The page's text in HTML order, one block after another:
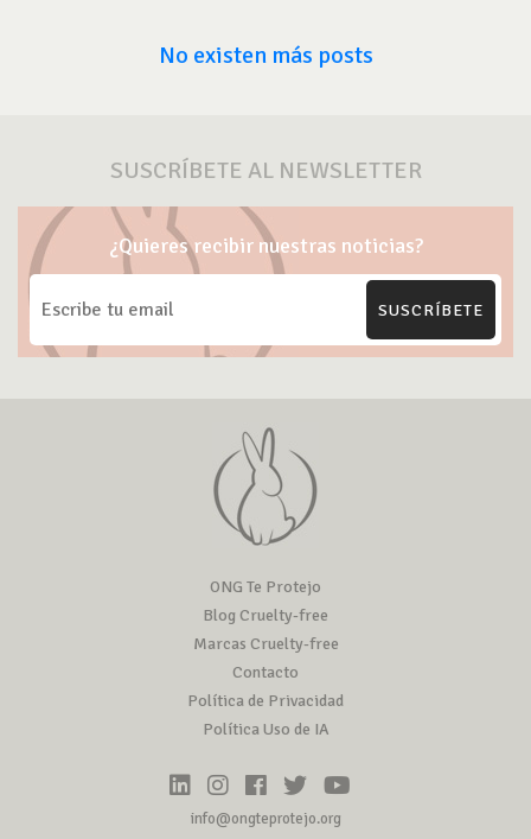
No existen más posts
SUSCRÍBETE AL NEWSLETTER
¿Quieres recibir nuestras noticias?
SUSCRÍBETE
ONG Te Protejo
Blog Cruelty-free
Marcas Cruelty-free
Contacto
Política de Privacidad
Política Uso de IA
info@ongteprotejo.org